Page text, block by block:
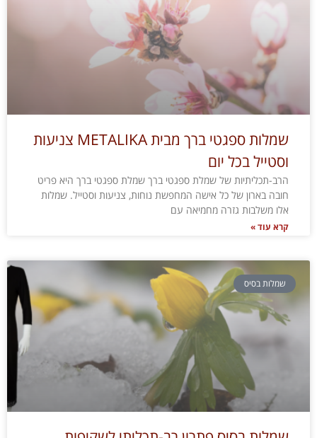
שמלות ספגטי ברך מבית METALIKA צניעות
וסטייל בכל יום
הרב-תכליתיות של שמלת ספגטי ברך שמלת ספגטי ברך היא פריט
חובה בארון של כל אישה המחפשת נוחות, צניעות וסטייל. שמלות
אלו משלבות גזרה מחמיאה עם
קרא עוד »
שמלות בסיס